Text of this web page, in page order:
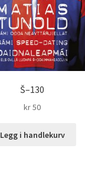
Š–130
kr50
Legg i handlekurv